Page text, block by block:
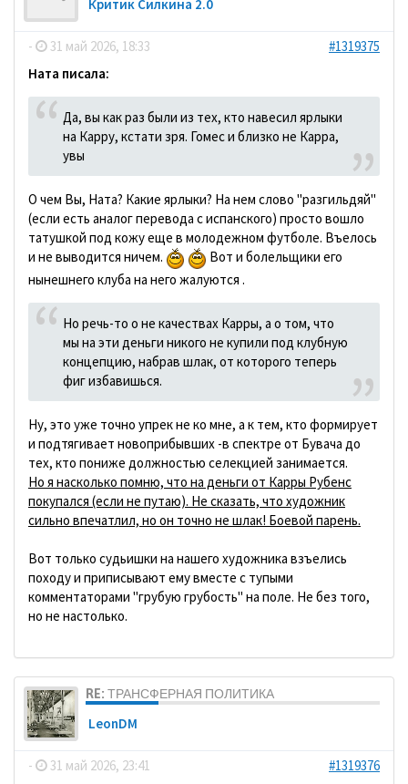
Критик Силкина 2.0
- 31 май 2026, 18:33
#1319375
Ната писала:
Да, вы как раз были из тех, кто навесил ярлыки
на Карру, кстати зря. Гомес и близко не Карра,
увы
О чем Вы, Ната? Какие ярлыки? На нем слово "разгильдяй"
(если есть аналог перевода с испанского) просто вошло
татушкой под кожу еще в молодежном футболе. Въелось
и не выводится ничем.
Вот и болельщики его
нынешнего клуба на него жалуются .
Но речь-то о не качествах Карры, а о том, что
мы на эти деньги никого не купили под клубную
концепцию, набрав шлак, от которого теперь
фиг избавишься.
Ну, это уже точно упрек не ко мне, а к тем, кто формирует
и подтягивает новоприбывших -в спектре от Бувача до
тех, кто пониже должностью селекцией занимается.
Но я насколько помню, что на деньги от Карры Рубенс
покупался (если не путаю). Не сказать, что художник
сильно впечатлил, но он точно не шлак! Боевой парень.
Вот только судьишки на нашего художника взъелись
походу и приписывают ему вместе с тупыми
комментаторами "грубую грубость" на поле. Не без того,
но не настолько.
RE: ТРАНСФЕРНАЯ ПОЛИТИКА
LeonDM
- 31 май 2026, 23:41
#1319376